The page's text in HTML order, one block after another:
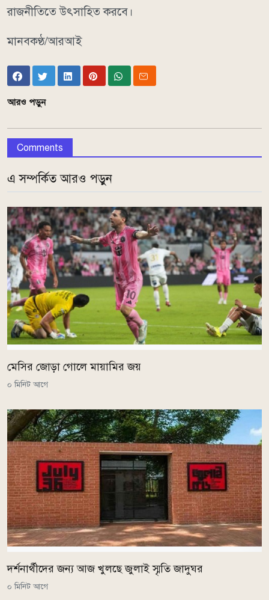
রাজনীতিতে উৎসাহিত করবে।
মানবকণ্ঠ/আরআই
আরও পড়ুন
Comments
এ সম্পর্কিত আরও পড়ুন
মেসির জোড়া গোলে মায়ামির জয়
০ মিনিট আগে
দর্শনার্থীদের জন্য আজ খুলছে জুলাই স্মৃতি জাদুঘর
০ মিনিট আগে